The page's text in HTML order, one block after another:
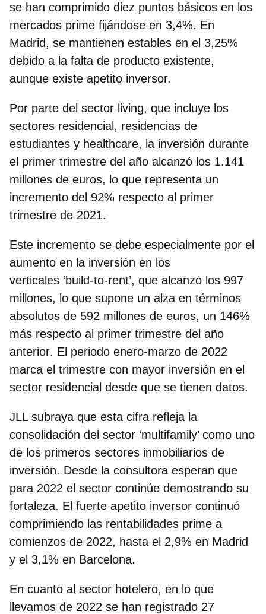
se han comprimido diez puntos básicos en los
mercados prime fijándose en 3,4%. En
Madrid, se mantienen estables en el 3,25%
debido a la falta de producto existente,
aunque existe apetito inversor.
Por parte del sector living, que incluye los
sectores residencial, residencias de
estudiantes y healthcare, la inversión durante
el primer trimestre del año alcanzó los 1.141
millones de euros, lo que representa un
incremento del 92% respecto al primer
trimestre de 2021.
Este incremento se debe especialmente por el
aumento en la inversión en los
verticales ‘build-to-rent’, que alcanzó los 997
millones, lo que supone un alza en términos
absolutos de 592 millones de euros, un 146%
más respecto al primer trimestre del año
anterior. El periodo enero-marzo de 2022
marca el trimestre con mayor inversión en el
sector residencial desde que se tienen datos.
JLL subraya que esta cifra refleja la
consolidación del sector ‘multifamily’ como uno
de los primeros sectores inmobiliarios de
inversión. Desde la consultora esperan que
para 2022 el sector continúe demostrando su
fortaleza. El fuerte apetito inversor continuó
comprimiendo las rentabilidades prime a
comienzos de 2022, hasta el 2,9% en Madrid
y el 3,1% en Barcelona.
En cuanto al sector hotelero, en lo que
llevamos de 2022 se han registrado 27